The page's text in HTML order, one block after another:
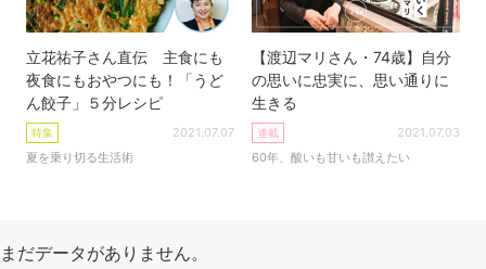
立花祐子さん直伝 主食にも
夜食にもおやつにも！「うど
ん餃子」５分レシピ
特集
夏を乗り切る生活術
2021.07.07
【渡辺マリさん・74歳】自分
の思いに忠実に、思い通りに
生きる
連載
60年、酸いも甘いも讃えたい
2021.07.03
まだデータがありません。